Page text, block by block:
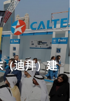
迪拜）建